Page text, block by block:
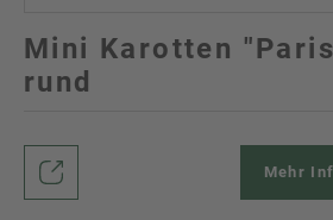
Mini Karotten
rund
Mehr